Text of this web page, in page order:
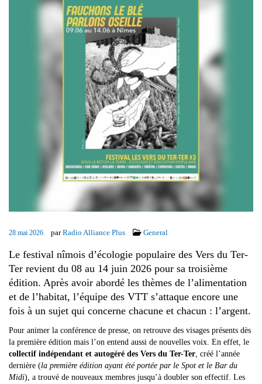
28 mai 2026 parRadio Alliance Plus General
Le festival nîmois d’écologie populaire des Vers du Ter-
Ter revient du 08 au 14 juin 2026 pour sa troisième
édition. Après avoir abordé les thèmes de l’alimentation
et de l’habitat, l’équipe des VTT s’attaque encore une
fois à un sujet qui concerne chacune et chacun : l’argent.
Pour animer la conférence de presse, on retrouve des visages présents dès
la première édition mais l’on entend aussi de nouvelles voix. En effet, le
collectif indépendant et autogéré des Vers du Ter-Ter, créé l’année
dernière (la première édition ayant été portée par le Spot et le Bar du
Midi), a trouvé de nouveaux membres jusqu’à doubler son effectif. Les